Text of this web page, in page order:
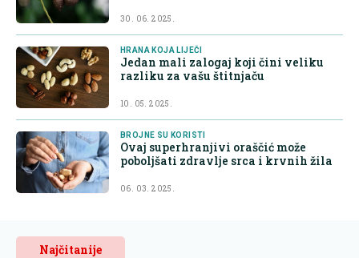
30. 06. 2025.
HRANA KOJA LIJEČI
Jedan mali zalogaj koji čini veliku
razliku za vašu štitnjaču
10. 05. 2025.
BROJNE SU KORISTI
Ovaj superhranjivi oraščić može
poboljšati zdravlje srca i krvnih žila
06. 03. 2025.
Najčitanije